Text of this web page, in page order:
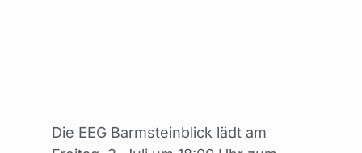
Die EEG Barmsteinblick lädt am